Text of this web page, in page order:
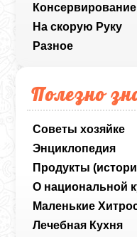
Консервирование
На скорую Руку
Разное
Полезно
Советы хозяйке
Энциклопедия
Продукты
О национальной
Маленькие
Лечебная Кухня